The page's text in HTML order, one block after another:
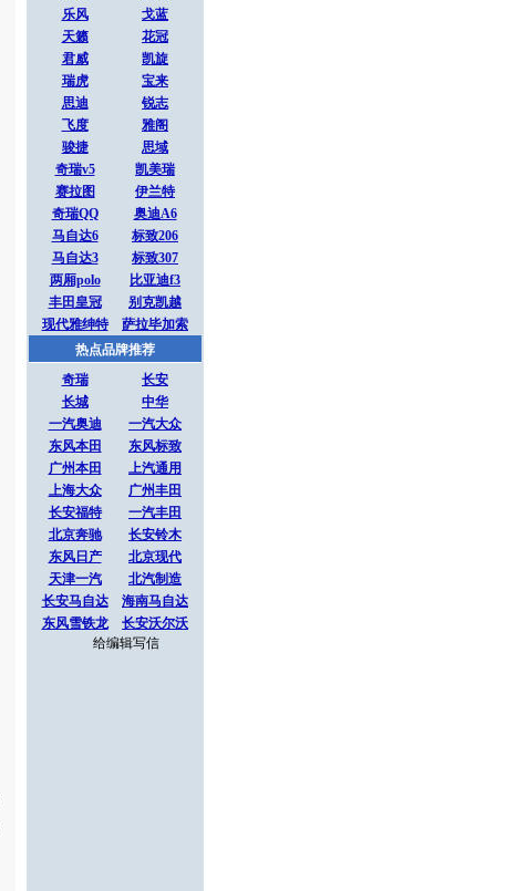
乐风
戈蓝
天籁
花冠
君威
凯旋
瑞虎
宝来
思迪
锐志
飞度
雅阁
骏捷
思域
奇瑞v5
凯美瑞
赛拉图
伊兰特
奇瑞QQ
奥迪A6
马自达6
标致206
马自达3
标致307
两厢polo
比亚迪f3
丰田皇冠
别克凯越
现代雅绅特
萨拉毕加索
热点品牌推荐
奇瑞
长安
长城
中华
一汽奥迪
一汽大众
东风本田
东风标致
广州本田
上汽通用
上海大众
广州丰田
长安福特
一汽丰田
北京奔驰
长安铃木
东风日产
北京现代
天津一汽
北汽制造
长安马自达
海南马自达
东风雪铁龙
长安沃尔沃
给编辑写信